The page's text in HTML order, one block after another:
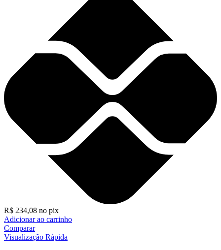
R$ 234,08 no pix
Adicionar ao carrinho
Comparar
Visualização Rápida